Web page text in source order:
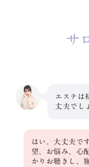
サ
エステは
丈夫でし
はい。大丈夫で
望、お悩み、心
かりお聴きし、